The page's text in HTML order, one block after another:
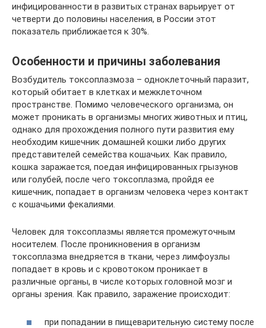
инфицированности в развитых странах варьирует от
четверти до половины населения, в России этот
показатель приближается к 30%.
Особенности и причины заболевания
Возбудитель токсоплазмоза – одноклеточный паразит,
который обитает в клетках и межклеточном
пространстве. Помимо человеческого организма, он
может проникать в организмы многих животных и птиц,
однако для прохождения полного пути развития ему
необходим кишечник домашней кошки либо других
представителей семейства кошачьих. Как правило,
кошка заражается, поедая инфицированных грызунов
или голубей, после чего токсоплазма, пройдя ее
кишечник, попадает в организм человека через контакт
с кошачьими фекалиями.
Человек для токсоплазмы является промежуточным
носителем. После проникновения в организм
токсоплазма внедряется в ткани, через лимфоузлы
попадает в кровь и с кровотоком проникает в
различные органы, в числе которых головной мозг и
органы зрения. Как правило, заражение происходит:
при попадании в пищеварительную систему после